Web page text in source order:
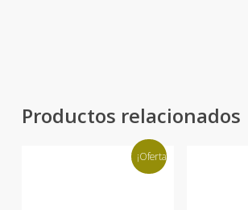
Productos relacionados
¡Oferta!